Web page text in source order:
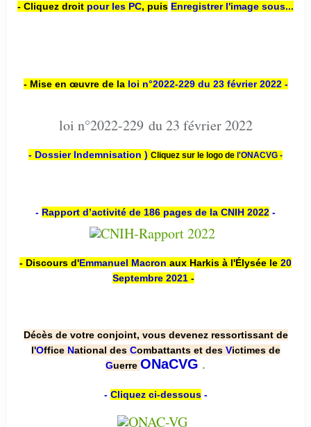
- Cliquez droit pour les PC, puis Enregistrer l'image sous...
- Mise en œuvre de la loi n°2022-229 du 23 février 2022 -
loi n°2022-229 du 23 février 2022
- Dossier Indemnisation ) Cliquez sur le logo de l'ONACVG -
- Rapport d’activité de 186 pages de la CNIH 2022 -
- Discours d'Emmanuel Macron aux Harkis à l'Élysée le 20
Septembre 2021 -
Décès de votre conjoint, vous devenez ressortissant de
l'Office National des Combattants et des Victimes de
Guerre ONaCVG .
- Cliquez ci-dessous-